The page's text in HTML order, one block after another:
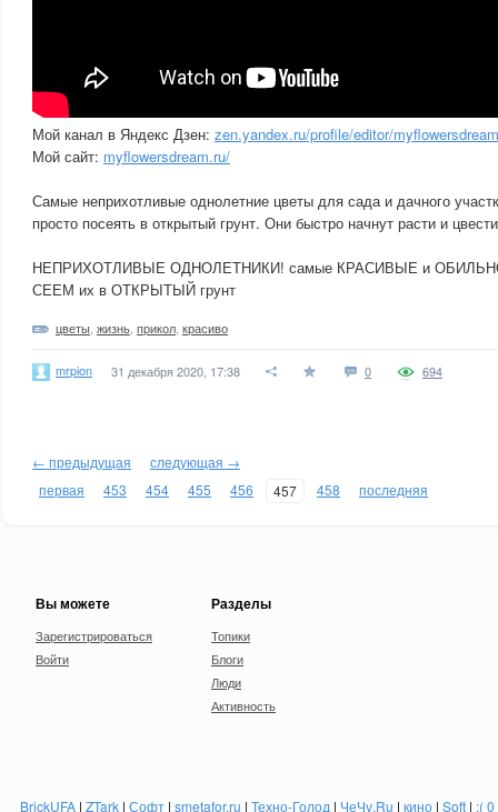
Мой канал в Яндекс Дзен: zen.yandex.ru/profile/editor/myflowersdream
Мой сайт: myflowersdream.ru/
Самые неприхотливые однолетние цветы для сада и дачного
просто посеять в открытый грунт. Они быстро начнут расти и
НЕПРИХОТЛИВЫЕ ОДНОЛЕТНИКИ! самые КРАСИВЫЕ и
СЕЕМ их в ОТКРЫТЫЙ грунт
цветы жизнь прикол красиво
mrpion 31 декабря 2020, 17:38 0 694
← предыдущая
следующая →
первая
453 454 455 456 457 458 последняя
Вы можете
Зарегистрироваться
Войти
Разделы
Топики
Блоги
Люди
Активность
BrickUFA| ZTark| Софт| smetafor.ru | Техно-Голод | ЧеЧу.Ru | кино| Soft| :(